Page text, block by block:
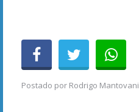
Postado por Rodrigo Mantovani